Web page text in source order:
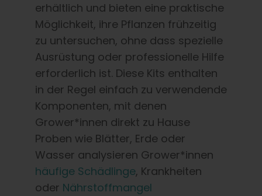
erhältlich und bieten eine praktische
Möglichkeit, ihre Pflanzen frühzeitig
zu untersuchen, ohne dass spezielle
Ausrüstung oder professionelle Hilfe
erforderlich ist. Diese Kits enthalten
in der Regel einfach zu verwendende
Komponenten, mit denen
Grower*innen direkt zu Hause
Proben wie Blätter, Erde oder
Wasser analysieren Grower*innen
häufige Schädlinge, Krankheiten
oder Nährstoffmangel